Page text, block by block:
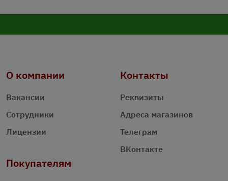
О компании
Вакансии
Сотрудники
Лицензии
Контакты
Реквизиты
Адреса магазинов
Телеграм
ВКонтакте
Покупателям